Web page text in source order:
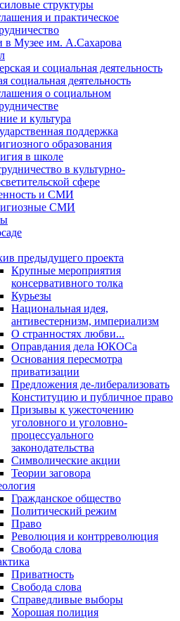
структуры
и практическое
в Музее им. А.Сахарова
и социальная деятельность
социальная деятельность
о социальном
и культура
поддержка
образования
в школе
в культурно-
сфере
и СМИ
СМИ
предыдущего проекта
Крупные мероприятия
консервативного толка
Курьезы
Национальная идея,
антивестернизм, империализм
О странностях любви...
Оправдания дела ЮКОСа
Основания пересмотра
приватизации
Предложения де-либерализовать
Конституцию и публичное право
Призывы к ужесточению
уголовного и уголовно-
процессуального
законодательства
Символические акции
Теории заговора
Гражданское общество
Политический режим
Право
Революция и контрреволюция
Свобода слова
Приватность
Свобода слова
Справедливые выборы
Хорошая полиция